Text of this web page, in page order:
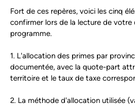
Fort de ces repères, voici les cinq
confirmer lors de la lecture de
programme.
1. L'allocation des primes par
documentée, avec la quote-part
territoire et le taux de taxe
2. La méthode d'allocation utilisée